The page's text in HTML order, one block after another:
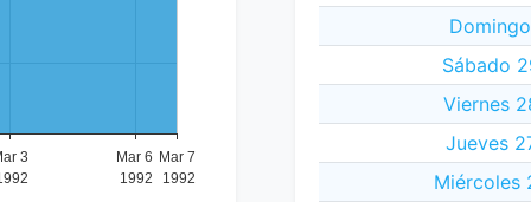
Sábado
Viernes
Jueves
Miércoles